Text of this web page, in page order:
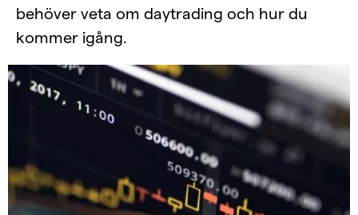
behöver veta om daytrading och hur du
kommer igång.